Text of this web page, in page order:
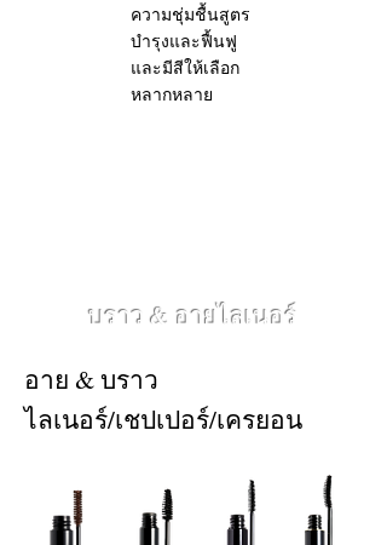
ความชุ่มชื้นสูตร
บำรุงและฟื้นฟู
และมีสีให้เลือก
หลากหลาย
บราว & อายไลเนอร์
อาย & บราว
ไลเนอร์/เชปเปอร์/เครยอน